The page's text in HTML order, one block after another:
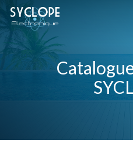
Skip
to
main
content